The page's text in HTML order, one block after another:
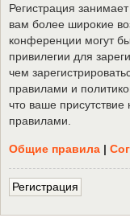
Регистрация
вам более широкие
конференции могут
привилегии для
чем
правилами и
что ваше
правилами.
Общие правила |
Регистрация